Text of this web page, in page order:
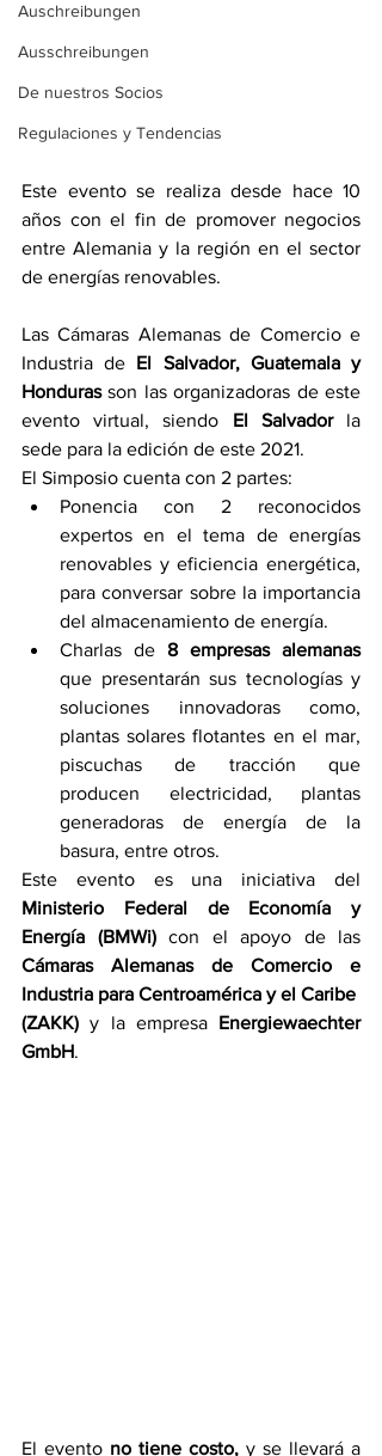
Auschreibungen
Ausschreibungen
De nuestros Socios
Regulaciones y Tendencias
Este evento se realiza desde hace 10
años con el fin de promover negocios
entre Alemania y la región en el sector
de energías renovables.
Las Cámaras Alemanas de Comercio e
Industria de El Salvador, Guatemala y
Honduras son las organizadoras de este
evento virtual, siendo El Salvador la
sede para la edición de este 2021.
El Simposio cuenta con 2 partes:
Ponencia con 2 reconocidos
expertos en el tema de energías
renovables y eficiencia energética,
para conversar sobre la importancia
del almacenamiento de energía.
Charlas de
8 empresas alemanas
que presentarán sus tecnologías y
soluciones innovadoras como,
plantas solares flotantes en el mar,
piscuchas de tracción que
producen electricidad, plantas
generadoras de energía de la
basura, entre otros.
Ministerio Federal de Economía y
Energía (BMWi)
Cámaras Alemanas de Comercio e
Industria para Centroamérica y el Caribe
(ZAKK) y la empresa Energiewaechter
GmbH.
El evento no tiene costo, y se llevará a